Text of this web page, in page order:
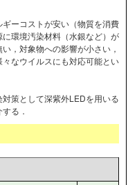
ーコストが安い（物質を消費
環境汚染材料（水銀など）が
，対象物への影響が小さい，
なウイルスにも対応可能とい
策として深紫外LEDを用いる
る．